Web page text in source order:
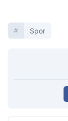
Spor